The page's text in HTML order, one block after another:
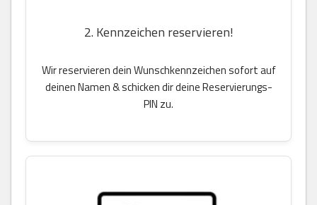
2. Kennzeichen reservieren!
Wir reservieren dein Wunschkennzeichen sofort auf
deinen Namen & schicken dir deine Reservierungs-
PIN zu.